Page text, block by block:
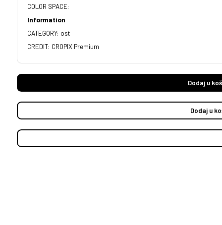
COLOR SPACE:
Information
CATEGORY: ost
CREDIT: CROPIX Premium
Dodaj u
Dodaj u